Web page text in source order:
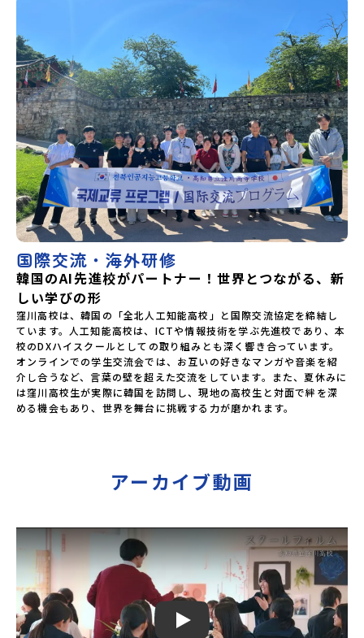
国際交流・海外研修
韓国のAI先進校がパートナー！世界とつながる、新
しい学びの形
窪川高校は、韓国の「全北人工知能高校」と国際交流協定を締結し
ています。人工知能高校は、ICTや情報技術を学ぶ先進校であり、本
校のDXハイスクールとしての取り組みとも深く響き合っています。
オンラインでの学生交流会では、お互いの好きなマンガや音楽を紹
介し合うなど、言葉の壁を超えた交流をしています。また、夏休みに
は窪川高校生が実際に韓国を訪問し、現地の高校生と対面で絆を深
める機会もあり、世界を舞台に挑戦する力が磨かれます。
アーカイブ動画
Play